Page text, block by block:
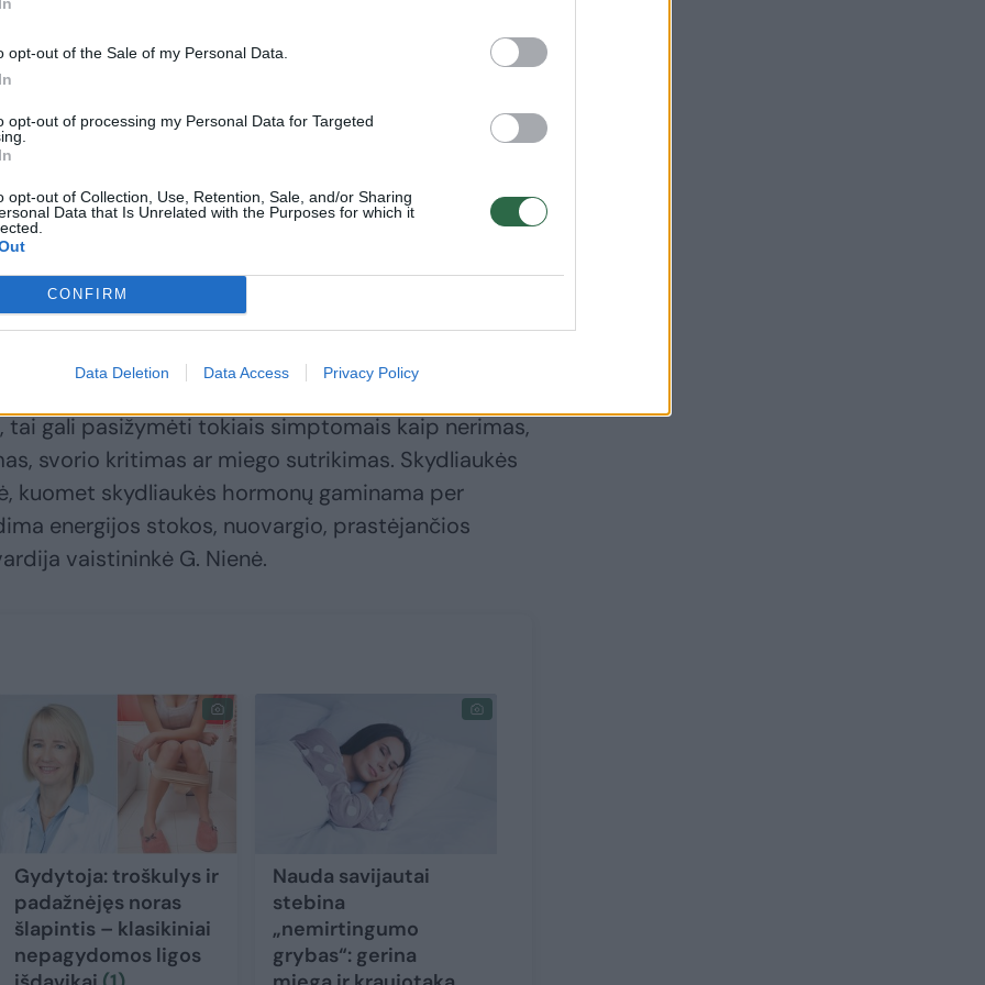
opt-out of the Sale of my Personal Data.
opt-out of processing my Personal Data for Targeted
opt-out of Collection, Use, Retention, Sale, and/or Sharing
Data that Is Unrelated with the Purposes for which it
CONFIRM
Data Deletion Data Access Privacy Policy
svyravimus ar nuovargį sieja su stresu ar miego
siunčia signalą – pasitikrinti skydliaukę.
nepastebimai. Pavyzdžiui, skydliaukės
kai yra padidėjęs skydliaukės aktyvumas ir
tai gali pasižymėti tokiais simptomais kaip nerimas,
svorio kritimas ar miego sutrikimas. Skydliaukės
kuomet skydliaukės hormonų gaminama per
energijos stokos, nuovargio, prastėjančios
vaistininkė G. Nienė.
Gydytoja: troškulys ir
padažnėjęs noras
šlapintis – klasikiniai
nepagydomos ligos
Nauda savijautai
stebina
„nemirtingumo
grybas“: gerina